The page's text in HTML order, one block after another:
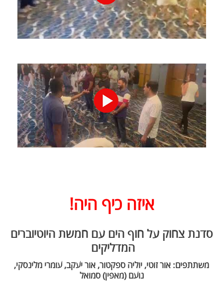
איזה כיף היה!
סדנת צחוק על חוף הים עם חמשת היוטיוברים
המדליקים
משתתפים: אור זוטי, יוליה ספקטור, אור יעקב, עומרי מלינסקי,
נועם (מאפין) סמואל